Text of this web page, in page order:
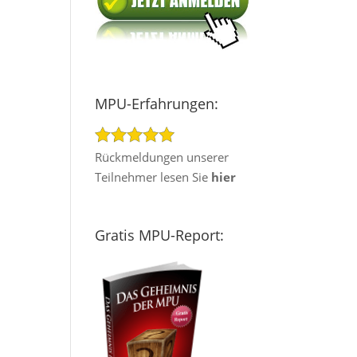
MPU-Erfahrungen:
Rückmeldungen unserer
Teilnehmer lesen Sie hier
Gratis MPU-Report: